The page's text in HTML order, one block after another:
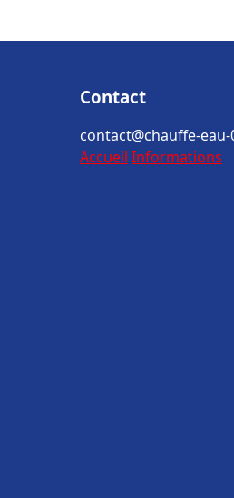
Contact
contact@chauffe-
Accueil Informations